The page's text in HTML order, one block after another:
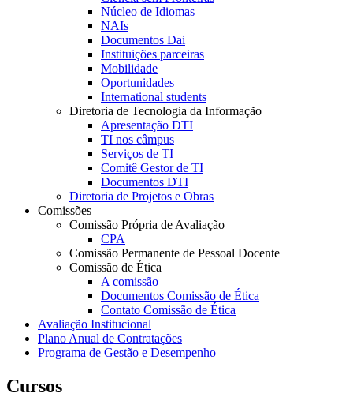
Núcleo de Idiomas
NAIs
Documentos Dai
Instituições parceiras
Mobilidade
Oportunidades
International students
Diretoria de Tecnologia da Informação
Apresentação DTI
TI nos câmpus
Serviços de TI
Comitê Gestor de TI
Documentos DTI
Diretoria de Projetos e Obras
Comissões
Comissão Própria de Avaliação
CPA
Comissão Permanente de Pessoal Docente
Comissão de Ética
A comissão
Documentos Comissão de Ética
Contato Comissão de Ética
Avaliação Institucional
Plano Anual de Contratações
Programa de Gestão e Desempenho
Cursos